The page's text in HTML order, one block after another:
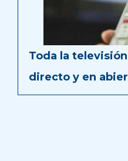
Toda la
directo y en